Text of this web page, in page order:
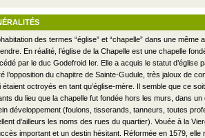
des termes “église” et “chapelle” dans une même
En réalité, l’église de la Chapelle est une chapelle
par le duc Godefroid Ier. Elle a acquis le statut d’église
l’opposition du chapitre de Sainte-Gudule, très jaloux de
étaient octroyés en tant qu’église-mère. Il semble que ce
du lieu que la chapelle fut fondée hors les murs, dans un
développement (foulons, tisserands, tanneurs, toutes
d’ailleurs les noms des rues du quartier). Vouée à la
important et un destin hésitant. Réformée en 1579, elle